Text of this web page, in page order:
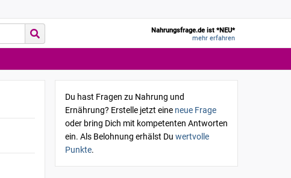
Nahrungsfrage.de ist *NEU*
mehr erfahren
Du hast Fragen zu Nahrung und
Ernährung? Erstelle jetzt eine neue Frage
oder bring Dich mit kompetenten Antworten
ein. Als Belohnung erhälst Du wertvolle
Punkte.